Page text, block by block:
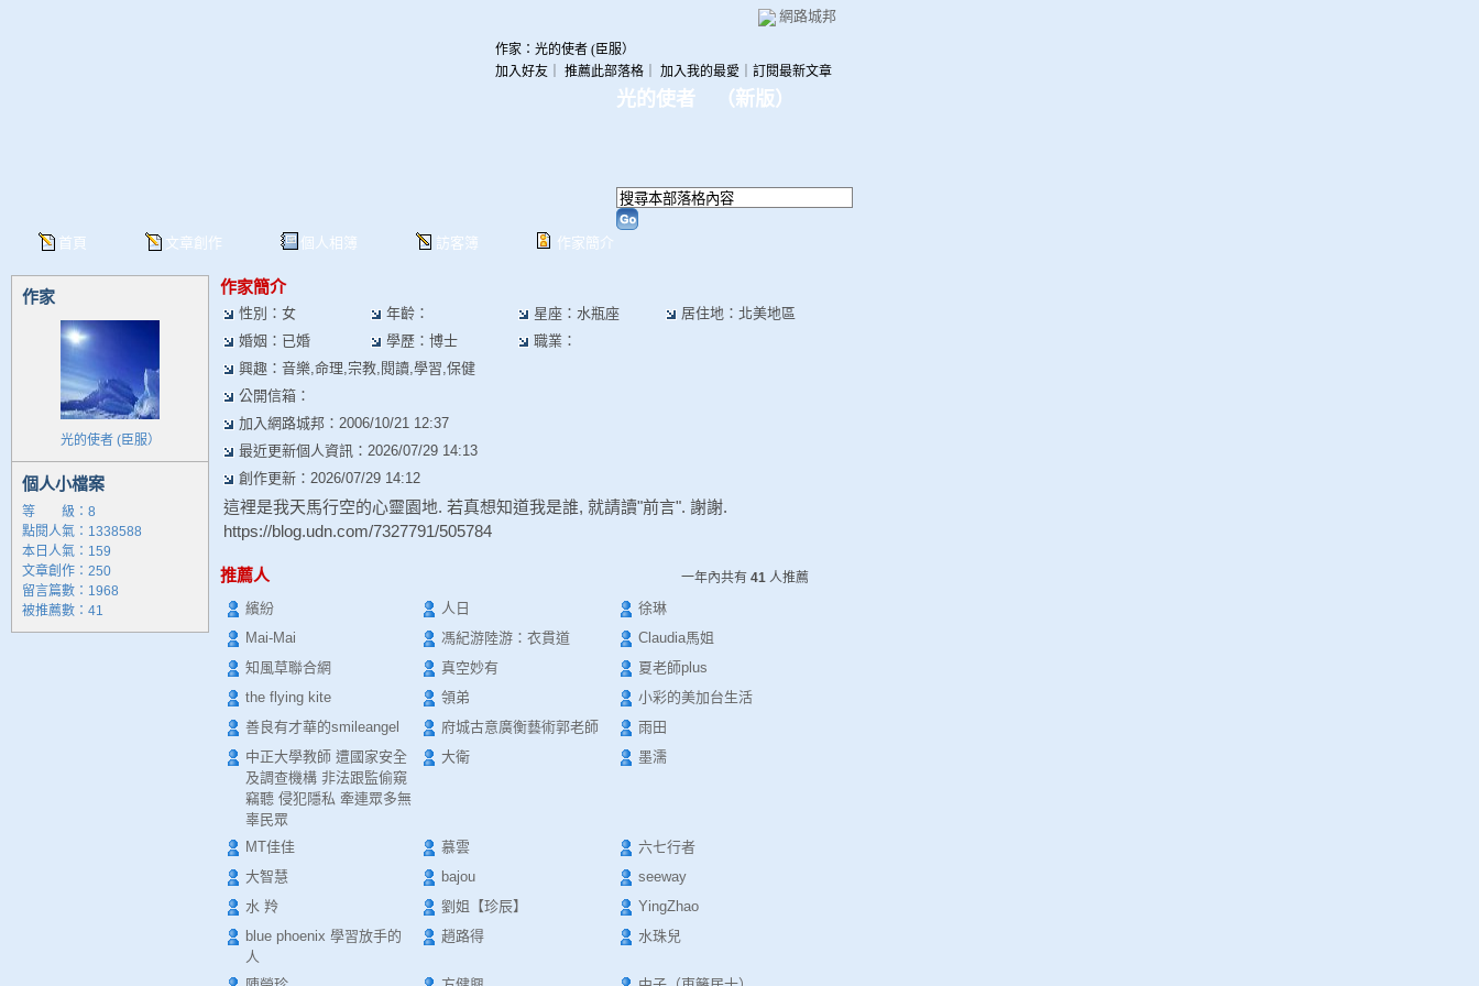
網路城邦
光的使者 （新版）
首頁 文章創作 個人相簿 訪客簿 作家簡介
加入好友 推薦此部落格 加入我的最愛 訂閱最新文章
作家：光的使者 (臣服）
作家
光的使者 (臣服）
個人小檔案
等 級：8
點閱人氣：1338588
本日人氣：159
文章創作：250
留言篇數：1968
被推薦數： 41
作家簡介
性別：女 年齡： 星座：水瓶座
居住地：北美地區
婚姻：已婚
學歷：博士
職業：
興趣：音樂,命理,宗教,閱讀,學習,保健
公開信箱：
加入網路城邦：2006/10/21 12:37
最近更新個人資訊：2026/07/29 14:13
創作更新：2026/07/29 14:12
這裡是我天馬行空的心靈園地. 若真想知道我是誰, 就請讀"前言". 謝謝.
https://blog.udn.com/7327791/505784
推薦人 一年內共有 41 人推薦
繽紛 人日
徐琳
Mai-Mai
馮紀游陸游：衣貫道
Claudia馬姐
知風草聯合網
真空妙有
夏老師plus
the flying kite
領弟
小彩的美加台生活
善良有才華的smileangel
府城古意廣衡藝術郭老師
雨田
中正大學教師 遭國家安全
及調查機構 非法跟監偷窺
竊聽 侵犯隱私 牽連眾多無
辜民眾
大衛 墨濡
MT佳佳 慕雲
六七行者
大智慧
bajou
seeway
水 羚
劉姐【珍辰】
YingZhao
blue phoenix 學習放手的
人
趙路得 水珠兒